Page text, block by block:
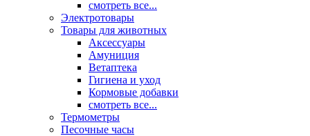
смотреть все...
Электротовары
Товары для животных
Аксессуары
Амуниция
Ветаптека
Гигиена и уход
Кормовые добавки
смотреть все...
Термометры
Песочные часы